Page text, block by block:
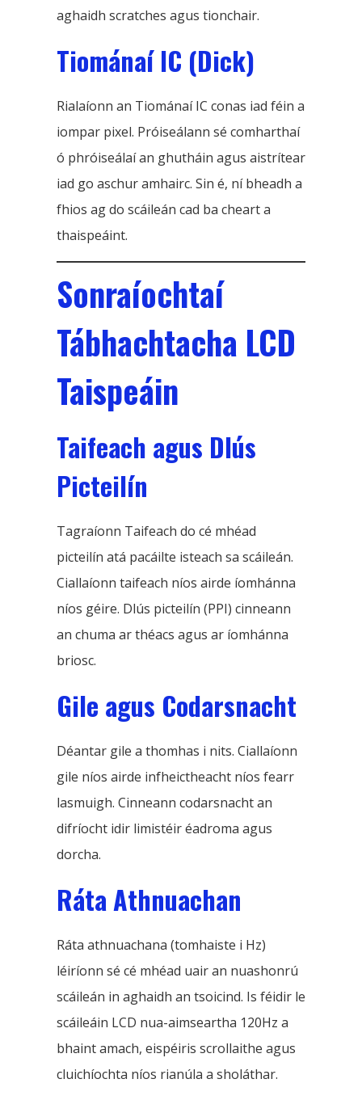
aghaidh scratches agus tionchair.
Tiománaí IC (Dick)
Rialaíonn an Tiománaí IC conas iad féin a
iompar pixel. Próiseálann sé comharthaí
ó phróiseálaí an ghutháin agus aistrítear
iad go aschur amhairc. Sin é, ní bheadh ​​a
fhios ag do scáileán cad ba cheart a
thaispeáint.
Sonraíochtaí
Tábhachtacha LCD
Taispeáin
Taifeach agus Dlús
Picteilín
Tagraíonn Taifeach do cé mhéad
picteilín atá pacáilte isteach sa scáileán.
Ciallaíonn taifeach níos airde íomhánna
níos géire. Dlús picteilín (PPI) cinneann
an chuma ar théacs agus ar íomhánna
briosc.
Gile agus Codarsnacht
Déantar gile a thomhas i nits. Ciallaíonn
gile níos airde infheictheacht níos fearr
lasmuigh. Cinneann codarsnacht an
difríocht idir limistéir éadroma agus
dorcha.
Ráta Athnuachan
Ráta athnuachana (tomhaiste i Hz)
léiríonn sé cé mhéad uair an nuashonrú
scáileán in aghaidh an tsoicind. Is féidir le
scáileáin LCD nua-aimseartha 120Hz a
bhaint amach, eispéiris scrollaithe agus
cluichíochta níos rianúla a sholáthar.